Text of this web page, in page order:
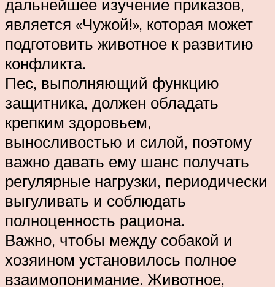
дальнейшее изучение приказов,
является «Чужой!», которая может
подготовить животное к развитию
конфликта.
Пес, выполняющий функцию
защитника, должен обладать
крепким здоровьем,
выносливостью и силой, поэтому
важно давать ему шанс получать
регулярные нагрузки, периодически
выгуливать и соблюдать
полноценность рациона.
Важно, чтобы между собакой и
хозяином установилось полное
взаимопонимание. Животное,